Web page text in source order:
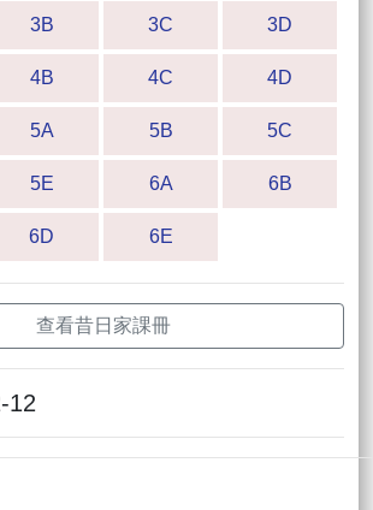
3B 3C 3D
4B 4C 4D
5A 5B 5C
5E 6A 6B
6D 6E
查看昔日家課冊
12